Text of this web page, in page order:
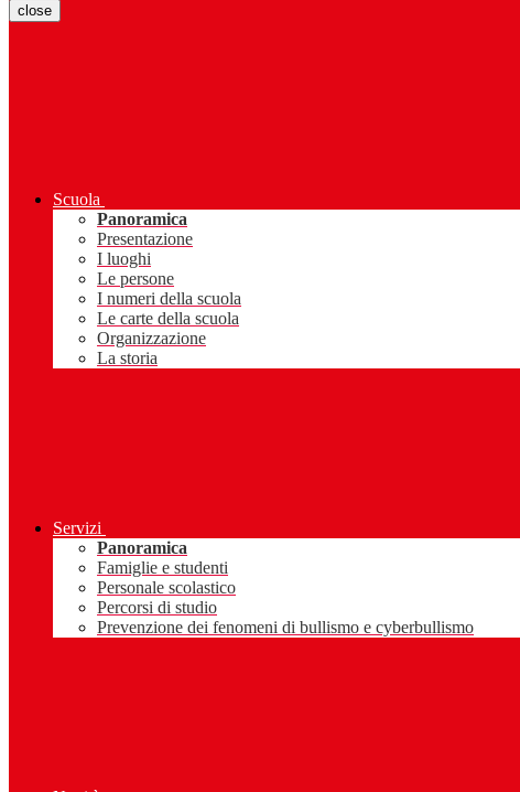
close
Scuola
Panoramica
Presentazione
I luoghi
Le persone
I numeri della scuola
Le carte della scuola
Organizzazione
La storia
Servizi
Panoramica
Famiglie e studenti
Personale scolastico
Percorsi di studio
Prevenzione dei fenomeni di bullismo e cyberbullismo